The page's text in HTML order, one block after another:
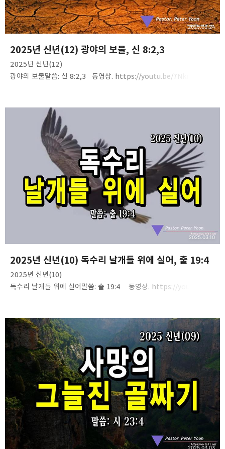
2025년 신년(12) 광야의 보물, 신 8:2,3
2025.03.24
2025년 신년(12)
광야의 보물말씀: 신 8:2,3 동영상. https://youtu.be/7Nkr6LDom
2025년 신년(10) 독수리 날개들 위에 실어, 출 19:4
2025.03.10
2025년 신년(10)
독수리 날개들 위에 실어말씀: 출 19:4 동영상. https://youtu.be/i
2025.03.03